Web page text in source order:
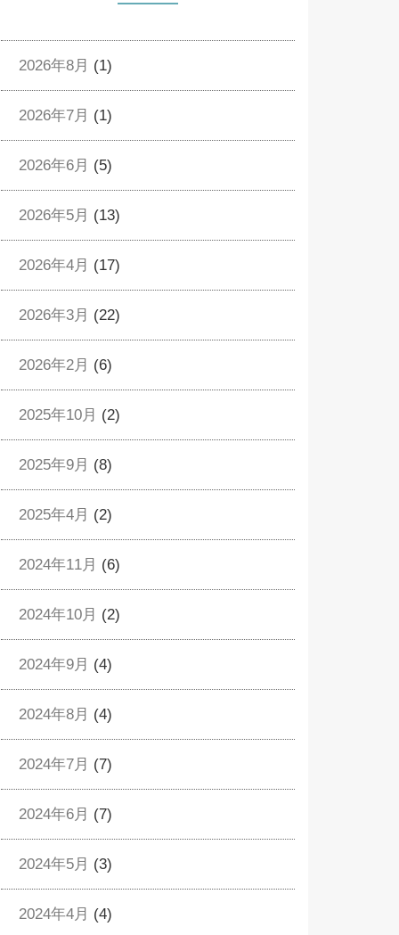
2026年8月 (1)
2026年7月 (1)
2026年6月 (5)
2026年5月 (13)
2026年4月 (17)
2026年3月 (22)
2026年2月 (6)
2025年10月 (2)
2025年9月 (8)
2025年4月 (2)
2024年11月 (6)
2024年10月 (2)
2024年9月 (4)
2024年8月 (4)
2024年7月 (7)
2024年6月 (7)
2024年5月 (3)
2024年4月 (4)